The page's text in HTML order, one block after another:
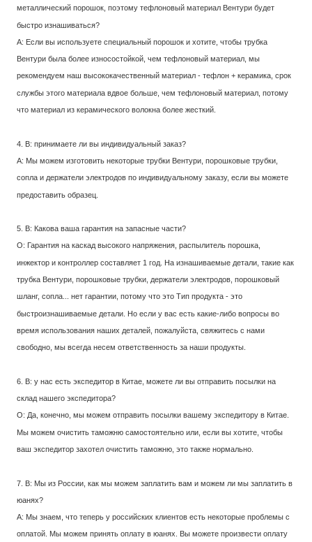
металлический порошок, поэтому тефлоновый материал Вентури будет
быстро изнашиваться?
A: Если вы используете специальный порошок и хотите, чтобы трубка
Вентури была более износостойкой, чем тефлоновый материал, мы
рекомендуем наш высококачественный материал - тефлон + керамика, срок
службы этого материала вдвое больше, чем тефлоновый материал, потому
что материал из керамического волокна более жесткий.
4. В: принимаете ли вы индивидуальный заказ?
A: Мы можем изготовить некоторые трубки Вентури, порошковые трубки,
сопла и держатели электродов по индивидуальному заказу, если вы можете
предоставить образец.
5. В: Какова ваша гарантия на запасные части?
О: Гарантия на каскад высокого напряжения, распылитель порошка,
инжектор и контроллер составляет 1 год. На изнашиваемые детали, такие как
трубка Вентури, порошковые трубки, держатели электродов, порошковый
шланг, сопла... нет гарантии, потому что это Тип продукта - это
быстроизнашиваемые детали. Но если у вас есть какие-либо вопросы во
время использования наших деталей, пожалуйста, свяжитесь с нами
свободно, мы всегда несем ответственность за наши продукты.
6. В: у нас есть экспедитор в Китае, можете ли вы отправить посылки на
склад нашего экспедитора?
О: Да, конечно, мы можем отправить посылки вашему экспедитору в Китае.
Мы можем очистить таможню самостоятельно или, если вы хотите, чтобы
ваш экспедитор захотел очистить таможню, это также нормально.
7. В: Мы из России, как мы можем заплатить вам и можем ли мы заплатить в
юанях?
A: Мы знаем, что теперь у российских клиентов есть некоторые проблемы с
оплатой. Мы можем принять оплату в юанях. Вы можете произвести оплату